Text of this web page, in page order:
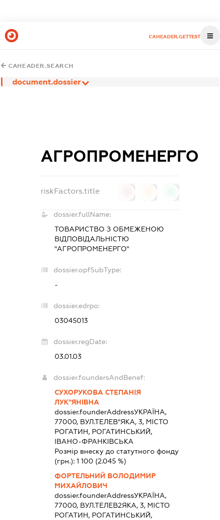
CAHEADER.GETTEST
CAHEADER.SEARCH
document.dossier
АГРОПРОМЕНЕРГО
riskFactors.title
dossier.fullName:
ТОВАРИСТВО З ОБМЕЖЕНОЮ
ВІДПОВІДАЛЬНІСТЮ
"АГРОПРОМЕНЕРГО"
dossier.opfSubType:
-
dossier.edrpo:
03045013
dossier.regDate:
03.01.03
dossier.foundersAndBenef:
СУХОРУКОВА СТЕПАНІЯ
ЛУК"ЯНІВНА
dossier.founderAddressУКРАЇНА,
77000, ВУЛ.ТЕЛЕВ"ЯКА, 3, МІСТО
РОГАТИН, РОГАТИНСЬКИЙ,
ІВАНО-ФРАНКІВСЬКА
Розмір внеску до статутного фонду
(грн.): 1 100 (2.045 %)
ФОРТЕЛЬНИЙ ВОЛОДИМИР
МИХАЙЛОВИЧ
dossier.founderAddressУКРАЇНА,
77000, ВУЛ.ТЕЛЕВ2ЯКА, 3, МІСТО
РОГАТИН, РОГАТИНСЬКИЙ,